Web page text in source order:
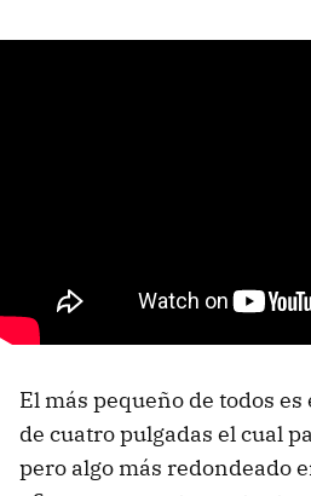
El más pequeño de todos
de cuatro pulgadas el cual
pero algo más redondeado